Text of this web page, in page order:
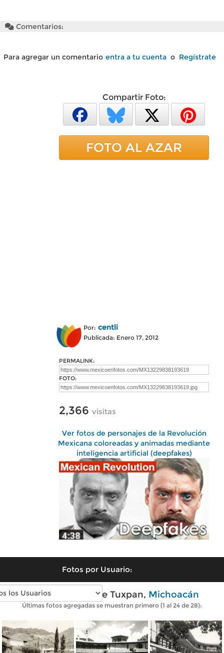
Comentarios:
Para agregar un comentario entra a tu cuenta o Regístrate
Compartir Foto:
FOTO AL AZAR
Por: centli
Publicada: Enero 17, 2012
PERMALINK:
FOTO:
2,366 visitas
Ver fotos de personajes de la Revolución
Mexicana coloreadas y animadas mediante
inteligencia artificial (deepfakes)
Fotos por Usuario:
Fotos antiguas de Tuxpan, Michoacán
Últimas fotos agregadas se muestran primero (1 al 24 de 28):